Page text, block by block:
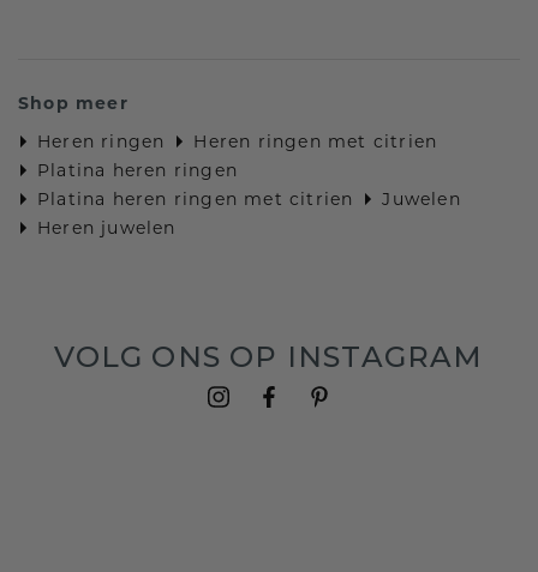
Shop meer
Heren ringen
Heren ringen met citrien
Platina heren ringen
Platina heren ringen met citrien
Juwelen
Heren juwelen
VOLG ONS OP INSTAGRAM